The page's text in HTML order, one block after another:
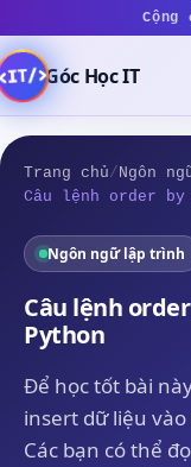
Cộng
Góc Học IT
Trang chủ/ Ngôn
Câu lệnh order
Ngôn ngữ lập trình
Câu lệnh
Python
Để học tốt bài
insert dữ liệu
Các bạn có thể